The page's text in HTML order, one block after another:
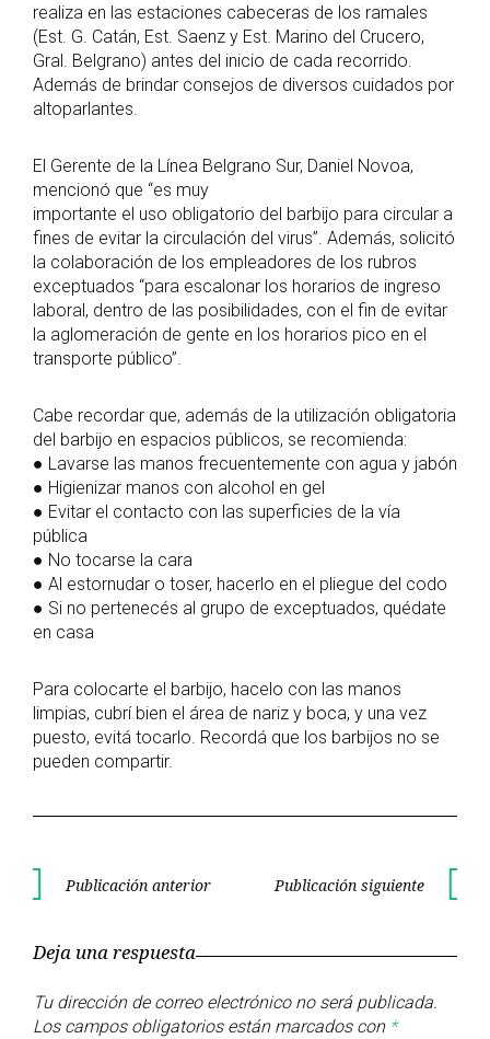
realiza en las estaciones cabeceras de los ramales
(Est. G. Catán, Est. Saenz y Est. Marino del Crucero,
Gral. Belgrano) antes del inicio de cada recorrido.
Además de brindar consejos de diversos cuidados por
altoparlantes.
El Gerente de la Línea Belgrano Sur, Daniel Novoa,
mencionó que “es muy
importante el uso obligatorio del barbijo para circular a
fines de evitar la circulación del virus”. Además, solicitó
la colaboración de los empleadores de los rubros
exceptuados “para escalonar los horarios de ingreso
laboral, dentro de las posibilidades, con el fin de evitar
la aglomeración de gente en los horarios pico en el
transporte público”.
Cabe recordar que, además de la utilización obligatoria
del barbijo en espacios públicos, se recomienda:
● Lavarse las manos frecuentemente con agua y jabón
● Higienizar manos con alcohol en gel
● Evitar el contacto con las superficies de la vía
pública
● No tocarse la cara
● Al estornudar o toser, hacerlo en el pliegue del codo
● Si no pertenecés al grupo de exceptuados, quédate
en casa
Para colocarte el barbijo, hacelo con las manos
limpias, cubrí bien el área de nariz y boca, y una vez
puesto, evitá tocarlo. Recordá que los barbijos no se
pueden compartir.
Navegación
entradas
Publicación anterior Publicación siguiente
Deja una respuesta
Tu dirección de correo electrónico no será publicada.
Los campos obligatorios están marcados con *